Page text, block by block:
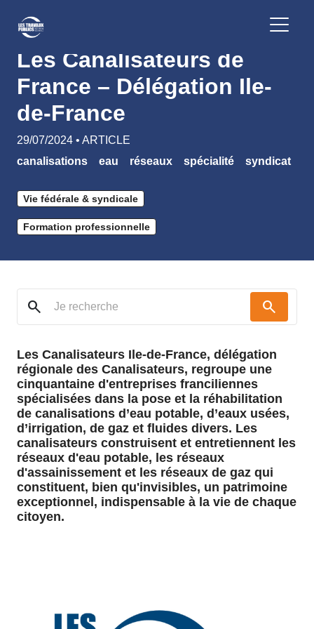
Les Canalisateurs de
France – Délégation Ile-
de-France
29/07/2024 • ARTICLE
canalisations
eau réseaux spécialité syndicat
Vie fédérale & syndicale
Formation professionnelle
search search
Les Canalisateurs Ile-de-France, délégation
régionale des Canalisateurs, regroupe une
cinquantaine d'entreprises franciliennes
spécialisées dans la pose et la réhabilitation
de canalisations d’eau potable, d’eaux usées,
d’irrigation, de gaz et fluides divers. Les
canalisateurs construisent et entretiennent les
réseaux d'eau potable, les réseaux
d'assainissement et les réseaux de gaz qui
constituent, bien qu'invisibles, un patrimoine
exceptionnel, indispensable à la vie de chaque
citoyen.